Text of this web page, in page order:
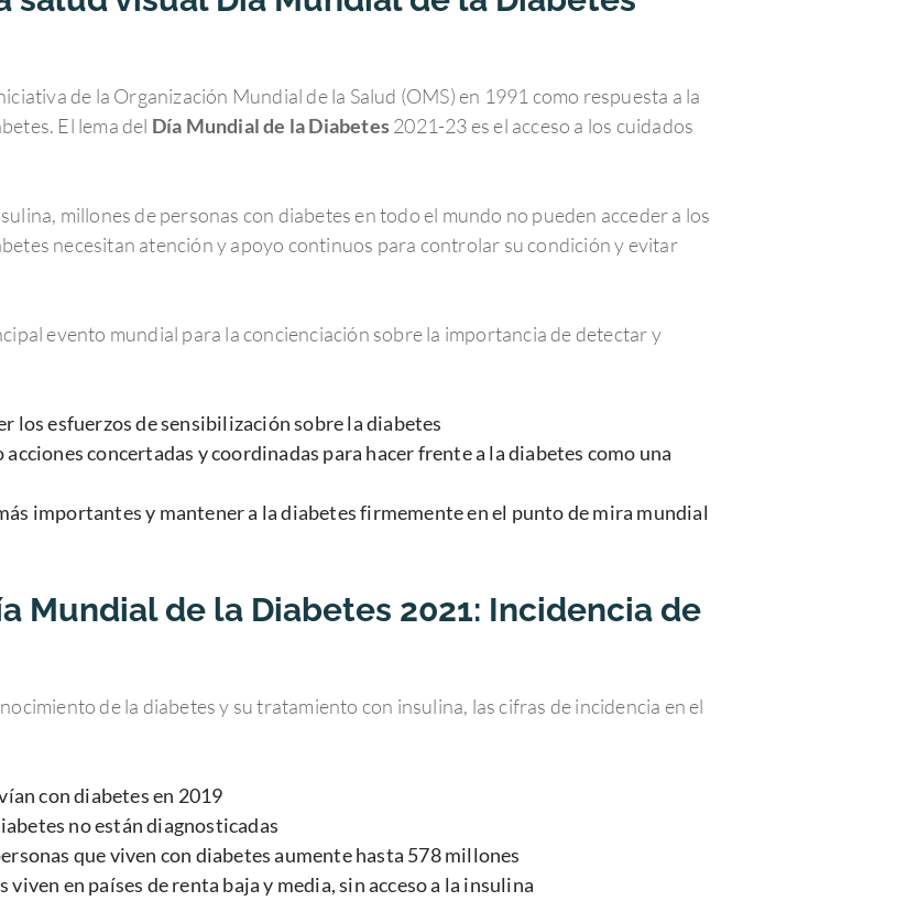
de la Organización Mundial de la Salud (OMS) en 1991 como respuesta a la
El lema del Día Mundial de la Diabetes2021-23 es el acceso a los cuidados
millones de personas con diabetes en todo el mundo no pueden acceder a los
necesitan atención y apoyo continuos para controlar su condición y evitar
evento mundial para la concienciación sobre la importancia de detectar y
los esfuerzos de sensibilización sobre la diabetes
concertadas y coordinadas para hacer frente a la diabetes como una
importantes y mantener a la diabetes firmemente en el punto de mira mundial
Mundial de la Diabetes 2021: Incidencia de
de la diabetes y su tratamiento con insulina, las cifras de incidencia en el
con diabetes en 2019
no están diagnosticadas
que viven con diabetes aumente hasta 578 millones
viven en países de renta baja y media, sin acceso a la insulina